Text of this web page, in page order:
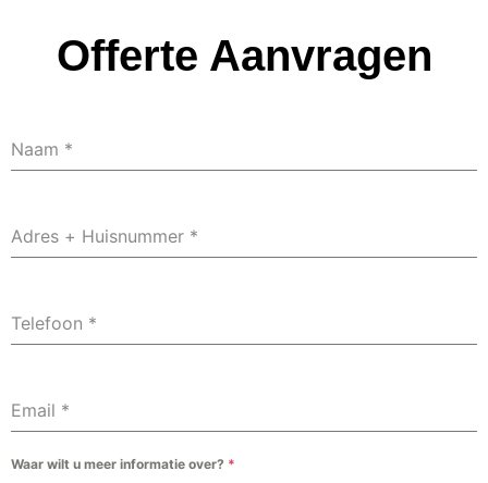
Offerte Aanvragen
Naam *
Adres + Huisnummer *
Telefoon *
Email *
Waar wilt u meer informatie over? *